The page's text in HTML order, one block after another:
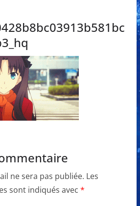
ne sera pas publiée. Les
sont indiqués avec *